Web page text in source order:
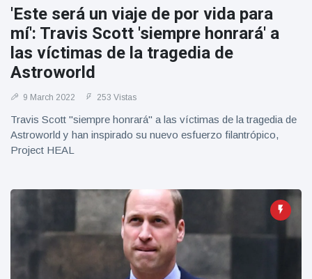
Geburtstag
und tanzt
zu
Mariachi-
Band
'Este será un viaje de por vida para
mí': Travis Scott 'siempre honrará' a
las víctimas de la tragedia de
Astroworld
9 March 2022 253 Vistas
Travis Scott "siempre honrará" a las víctimas de la tragedia de
Astroworld y han inspirado su nuevo esfuerzo filantrópico,
Project HEAL